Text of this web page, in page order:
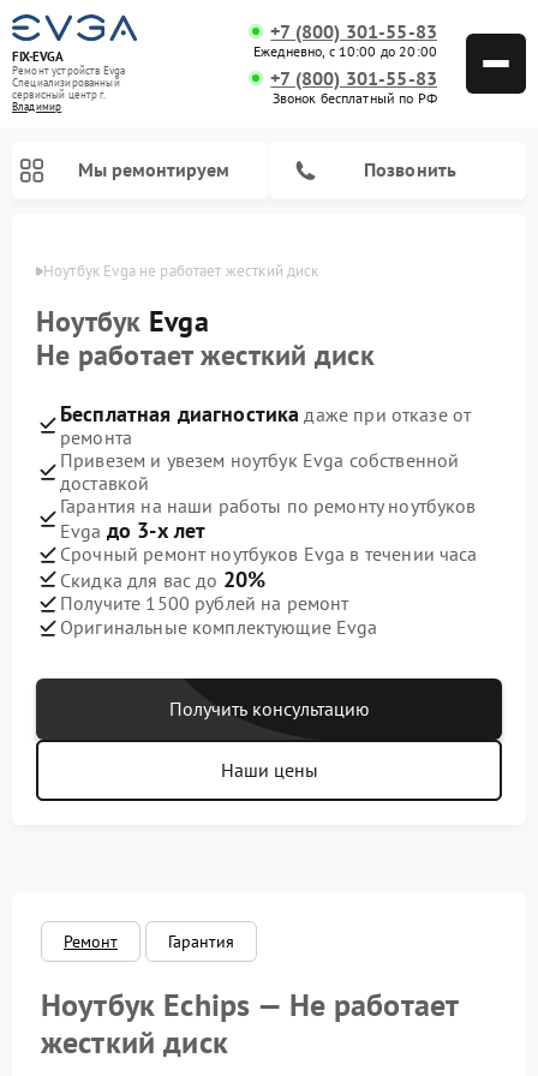
FIX-EVGA
Ремонт устройств Evga
Специализированный
cервисный центр г.
Владимир
+7 (800) 301-55-83
Ежедневно, с 10:00 до 20:00
+7 (800) 301-55-83
Звонок бесплатный по РФ
Мы ремонтируем Позвонить
Ноутбук Evga не работает жесткий диск
Ноутбук Evga
Не работает жесткий диск
Бесплатная диагностика даже при отказе от
ремонта
Привезем и увезем ноутбук Evga собственной
доставкой
Гарантия на наши работы по ремонту ноутбуков
Evga до 3-х лет
Срочный ремонт ноутбуков Evga в течении часа
Скидка для вас до 20%
Получите 1500 рублей на ремонт
Оригинальные комплектующие Evga
Получить консультацию
Наши цены
Ремонт Гарантия
Ноутбук Echips — Не работает
жесткий диск